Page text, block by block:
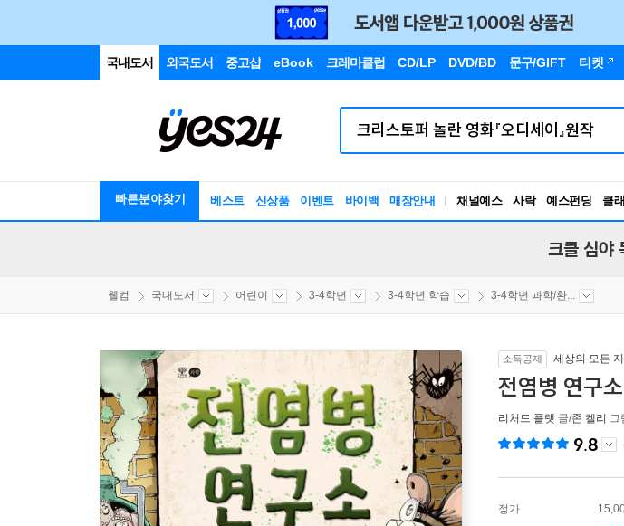
국내도서 외국도서 중고샵 eBook 크레마클럽 CD/LP DVD/BD 문구/GIFT 티켓
빠른분야찾기 베스트 신상품 이벤트 바이백 매장안내 채널예스 사락 예스펀딩 클
크클 심야
웰컴 국내도서 어린이 3-4학년 3-4학년 학습 3-4학년 과학/환...
소득공제 세상의 모든
전염병 연구소
리처드 플랫 글/존 켈리 그
9.8
정가